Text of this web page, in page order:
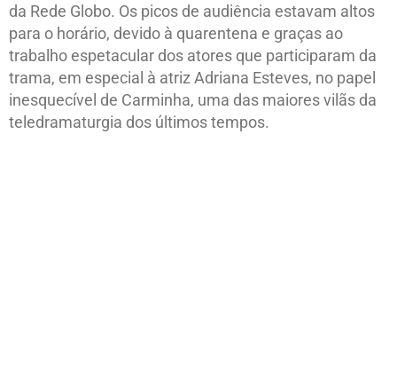
da Rede Globo. Os picos de audiência estavam altos
para o horário, devido à quarentena e graças ao
trabalho espetacular dos atores que participaram da
trama, em especial à atriz Adriana Esteves, no papel
inesquecível de Carminha, uma das maiores vilãs da
teledramaturgia dos últimos tempos.